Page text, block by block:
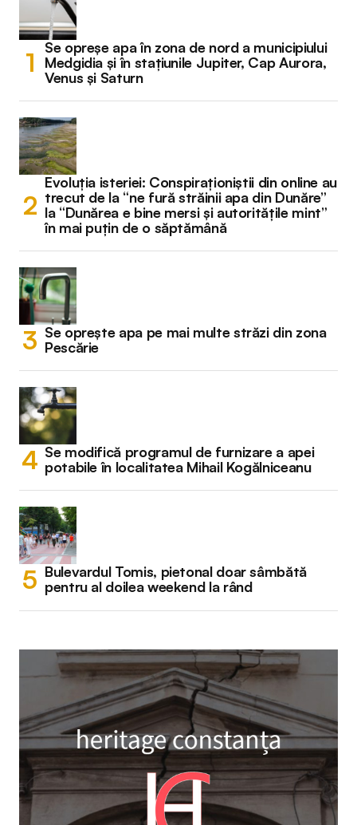
Se opreșe apa în zona de nord a municipiului
Medgidia și în stațiunile Jupiter, Cap Aurora,
Venus și Saturn
Evoluția isteriei: Conspiraționiștii din online au
trecut de la “ne fură străinii apa din Dunăre”
la “Dunărea e bine mersi și autoritățile mint”
în mai puțin de o săptămână
Se oprește apa pe mai multe străzi din zona
Pescărie
Se modifică programul de furnizare a apei
potabile în localitatea Mihail Kogălniceanu
Bulevardul Tomis, pietonal doar sâmbătă
pentru al doilea weekend la rând